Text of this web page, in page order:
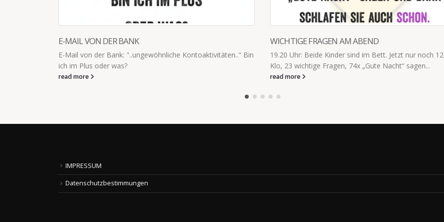
WICHTIGE FRAGEN AM ABEND
19.20 Uhr: Beide Kinder sind im Bett. Jetzt nur noch 12x auf’s
Klo, 23 wichtige Fragen, 74x „Gute Nacht“ sagen...
read more
WO IST DER WASCHLAPPEN
„Mama, wo ist der Waschlappen?” „Noch arbeiten.”
read more
IMPRESSUM
Datenschutzbestimmungen